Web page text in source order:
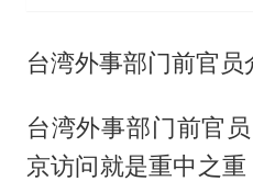
台湾外事部门前官员
台湾外事部门前官
京访问就是重中之